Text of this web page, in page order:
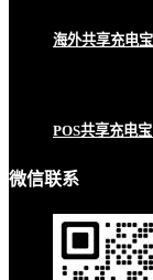
海外共享充电
POS共享充电
微信联系